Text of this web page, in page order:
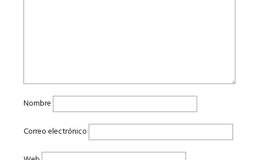
Nombre
Correo electrónico